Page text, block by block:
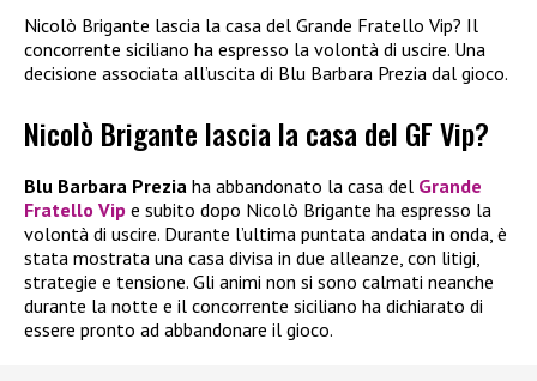
Nicolò Brigante lascia la casa del Grande Fratello Vip? Il
concorrente siciliano ha espresso la volontà di uscire. Una
decisione associata all’uscita di Blu Barbara Prezia dal gioco.
Nicolò Brigante lascia la casa del GF Vip?
Blu Barbara Prezia ha abbandonato la casa del Grande
Fratello Vip e subito dopo Nicolò Brigante ha espresso la
volontà di uscire. Durante l’ultima puntata andata in onda, è
stata mostrata una casa divisa in due alleanze, con litigi,
strategie e tensione. Gli animi non si sono calmati neanche
durante la notte e il concorrente siciliano ha dichiarato di
essere pronto ad abbandonare il gioco.